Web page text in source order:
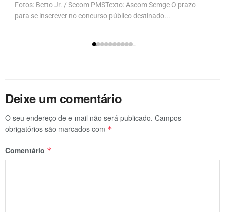
Fotos: Betto Jr. / Secom PMSTexto: Ascom Semge O prazo
para se inscrever no concurso público destinado...
Deixe um comentário
O seu endereço de e-mail não será publicado. Campos
obrigatórios são marcados com *
Comentário *